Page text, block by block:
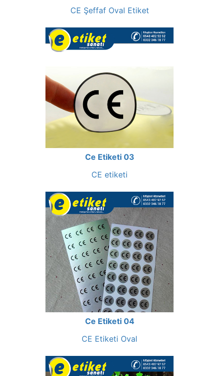
CE Şeffaf Oval Etiket
Ce Etiketi 03
CE etiketi
Ce Etiketi 04
CE Etiketi Oval